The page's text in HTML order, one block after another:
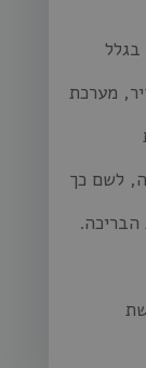
מערכת
לשם כך
הבריכה.